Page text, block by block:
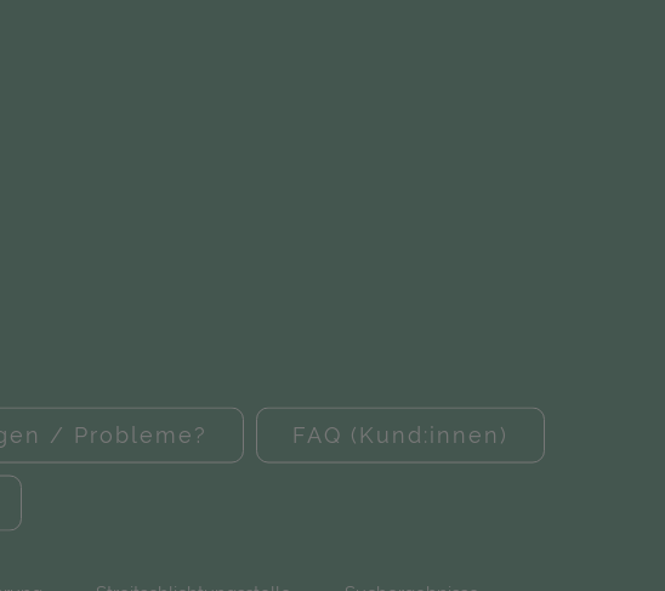
/ Probleme? FAQ (Kund:innen)